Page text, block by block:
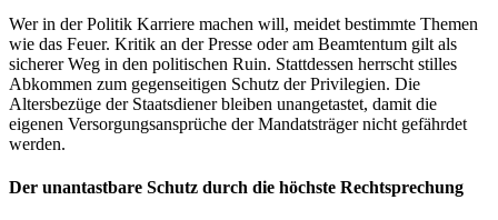
Wer in der Politik Karriere machen will, meidet bestimmte Themen
wie das Feuer. Kritik an der Presse oder am Beamtentum gilt als
sicherer Weg in den politischen Ruin. Stattdessen herrscht stilles
Abkommen zum gegenseitigen Schutz der Privilegien. Die
Altersbezüge der Staatsdiener bleiben unangetastet, damit die
eigenen Versorgungsansprüche der Mandatsträger nicht gefährdet
werden.
Der unantastbare Schutz durch die höchste Rechtsprechung